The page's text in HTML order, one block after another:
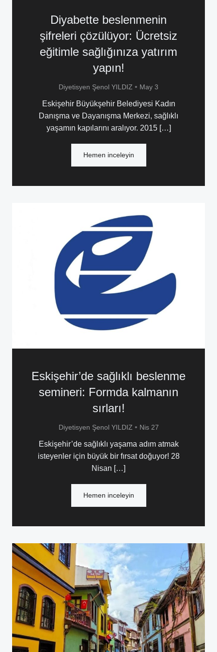
Diyabette beslenmenin
şifreleri çözülüyor: Ücretsiz
eğitimle sağlığınıza yatırım
yapın!
Diyetisyen Şenol YILDIZ • May 3
Eskişehir Büyükşehir Belediyesi Kadın
Danışma ve Dayanışma Merkezi, sağlıklı
yaşamın kapılarını aralıyor. 2015 […]
Hemen inceleyin
Eskişehir’de sağlıklı beslenme
semineri: Formda kalmanın
sırları!
Diyetisyen Şenol YILDIZ • Nis 27
Eskişehir’de sağlıklı yaşama adım atmak
isteyenler için büyük bir fırsat doğuyor! 28
Nisan […]
Hemen inceleyin